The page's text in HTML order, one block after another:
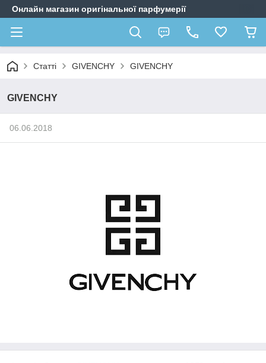
Онлайн магазин оригінальної парфумерії
Статті GIVENCHY GIVENCHY
GIVENCHY
06.06.2018